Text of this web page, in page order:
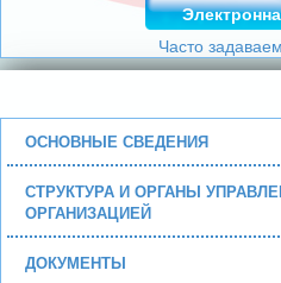
Часто
ОСНОВНЫЕ СВЕДЕНИЯ
СТРУКТУРА И ОРГАНЫ
ОРГАНИЗАЦИЕЙ
ДОКУМЕНТЫ